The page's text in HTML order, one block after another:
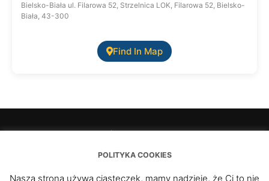
Bielsko-Biała ul. Filarowa 52, Strzelnica LOK, Filarowa 52, Bielsko-
Biała, 43-300
Find In Map
O Nas i zbrojowni słów kilka…
POLITYKA COOKIES
Nasza strona używa ciasteczek, mamy nadzieję, że Ci to nie